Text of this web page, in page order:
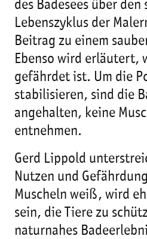
des Badesees über den
Lebenszyklus der
Beitrag zu einem
Ebenso wird erläutert,
gefährdet ist. Um die
stabilisieren, sind die
angehalten, keine
entnehmen.
Gerd Lippold
Nutzen und
Muscheln weiß, wird
sein, die Tiere zu
naturnahes